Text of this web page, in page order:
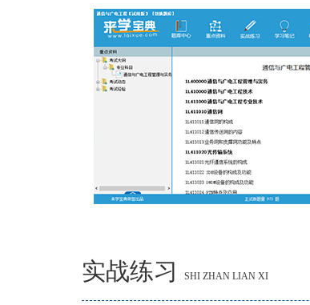
实战练习 SHI ZHAN LIAN XI